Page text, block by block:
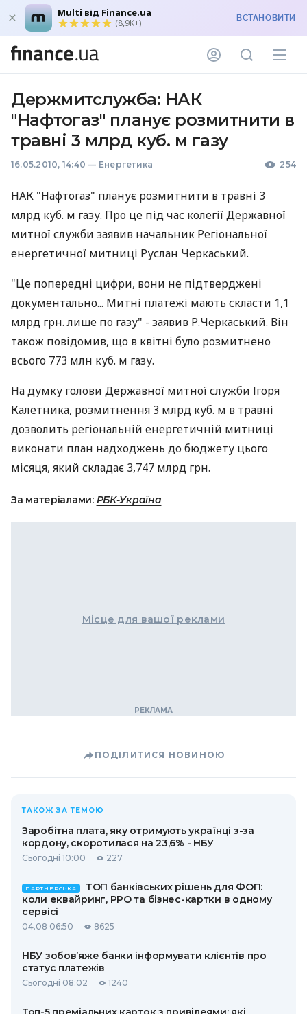
Multi від Finance.ua
(8,9K+) ВСТАНОВИТИ
Держмитслужба: НАК
"Нафтогаз" планує розмитнити в
травні 3 млрд куб. м газу
16.05.2010, 14:40 — Енергетика 254
НАК "Нафтогаз" планує розмитнити в травні 3
млрд куб. м газу. Про це під час колегії Державної
митної служби заявив начальник Регіональної
енергетичної митниці Руслан Черкаський.
"Це попередні цифри, вони не підтверджені
документально... Митні платежі мають скласти 1,1
млрд грн. лише по газу" - заявив Р.Черкаський. Він
також повідомив, що в квітні було розмитнено
всього 773 млн куб. м газу.
На думку голови Державної митної служби Ігоря
Калетника, розмитнення 3 млрд куб. м в травні
дозволить регіональній енергетичній митниці
виконати план надходжень до бюджету цього
місяця, який складає 3,747 млрд грн.
За матеріалами: РБК-Україна
Місце для вашої реклами
ПОДІЛИТИСЯ НОВИНОЮ
ТАКОЖ ЗА ТЕМОЮ
Заробітна плата, яку отримують українці з-за
кордону, скоротилася на 23,6% - НБУ
Сьогодні 10:00 227
ПАРТНЕРСЬКА
ТОП банківських рішень для ФОП:
коли еквайринг, РРО та бізнес-картки в одному
сервісі
04.08 06:50 8625
НБУ зобов’яже банки інформувати клієнтів про
статус платежів
Сьогодні 08:02 1240